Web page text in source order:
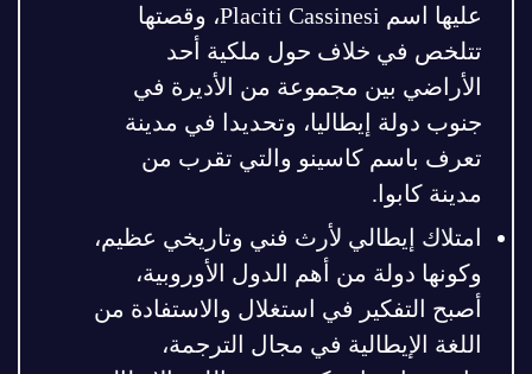
عليها اسم Placiti Cassinesi، وقصتها
تتلخص في خلاف حول ملكية أحد
الأراضي بين مجموعة من الأديرة في
جنوب دولة إيطاليا، وتحديدا في مدينة
تعرف باسم كاسينو والتي تقرب من
مدينة كابوا.
امتلاك إيطالي لأرث فني وتاريخي عظيم،
وكونها دولة من أهم الدول الأوروبية،
أصبح التفكير في استغلال والاستفادة من
اللغة الإيطالية في مجال الترجمة،